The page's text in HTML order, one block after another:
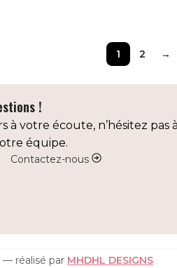
1 2 →
!
à votre écoute, n’hésitez pas à
équipe.
Contactez-nous
— réalisé par MHDHL DESIGNS